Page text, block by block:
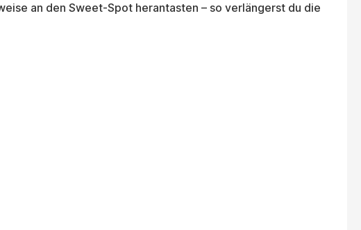
an den Sweet-Spot herantasten – so verlängerst du die